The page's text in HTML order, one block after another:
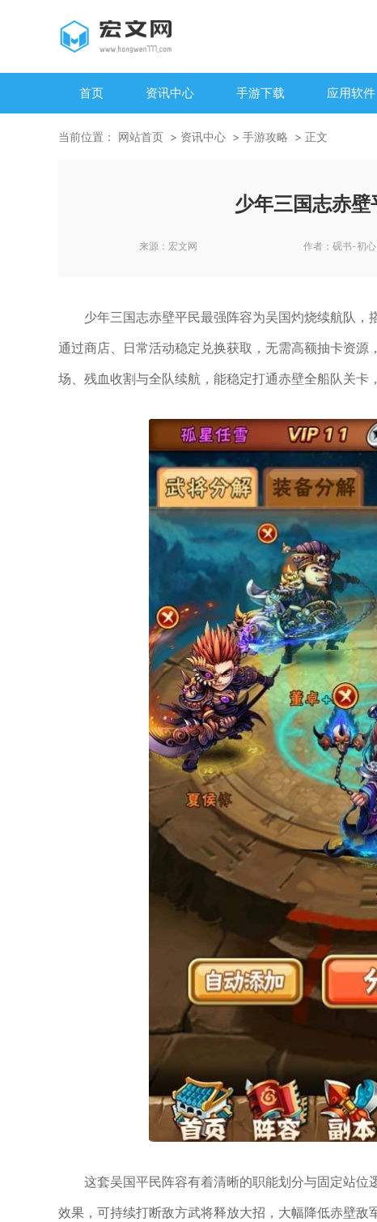
首页 资讯中心 手游下载 应用软件
当前位置： 网站首页 资讯中心 手游攻略 正文
少年三国志赤
来源： 宏文网 作者： 砚书-初
少年三国志赤壁平民最强阵容为吴国灼烧续航队
通过商店、日常活动稳定兑换获取，无需高额抽卡资
场、残血收割与全队续航，能稳定打通赤壁全船队关卡
这套吴国平民阵容有着清晰的职能划分与固定站
效果，可持续打断敌方武将释放大招，大幅降低赤壁